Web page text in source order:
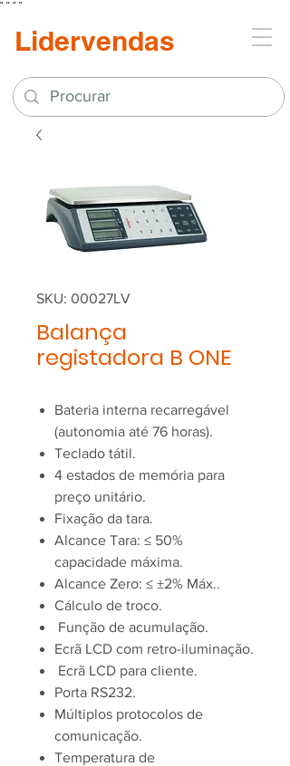
" " " "
Lidervendas
SKU: 00027LV
Balança
registadora B ONE
Bateria interna recarregável
(autonomia até 76 horas).
Teclado tátil.
4 estados de memória para
preço unitário.
Fixação da tara.
Alcance Tara: ≤ 50%
capacidade máxima.
Alcance Zero: ≤ ±2% Máx..
Cálculo de troco.
Função de acumulação.
Ecrã LCD com retro-iluminação.
Ecrã LCD para cliente.
Porta RS232.
Múltiplos protocolos de
comunicação.
Temperatura de